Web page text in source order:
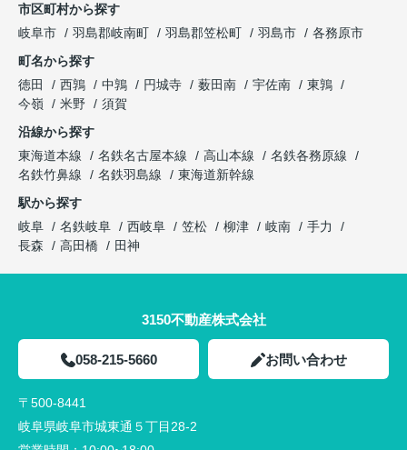
市区町村から探す
岐阜市
羽島郡岐南町 羽島郡笠松町 羽島市
各務原市
町名から探す
徳田
西鶉 中鶉 円城寺 薮田南 宇佐南
東鶉
今嶺
米野
須賀
沿線から探す
東海道本線
名鉄名古屋本線 高山本線
名鉄各務原線
名鉄竹鼻線
名鉄羽島線
東海道新幹線
駅から探す
岐阜
名鉄岐阜 西岐阜 笠松 柳津 岐南
手力
長森
高田橋 田神
3150不動産株式会社
058-215-5660 お問い合わせ
〒500-8441
岐阜県岐阜市城東通５丁目28-2